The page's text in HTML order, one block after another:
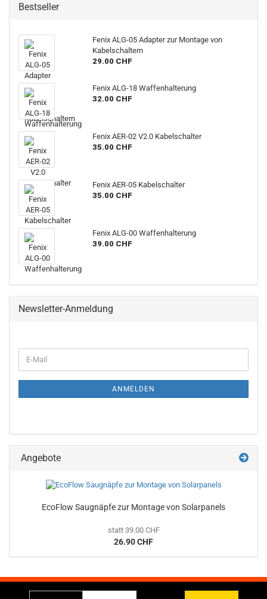
Bestseller
Fenix ALG-05 Adapter zur Montage von
Kabelschaltern
29.00 CHF
Fenix ALG-18 Waffenhalterung
32.00 CHF
Fenix AER-02 V2.0 Kabelschalter
35.00 CHF
Fenix AER-05 Kabelschalter
35.00 CHF
Fenix ALG-00 Waffenhalterung
39.00 CHF
Newsletter-Anmeldung
E-
Mail
ANMELDEN
Angebote
EcoFlow Saugnäpfe zur Montage von Solarpanels
statt 39.00 CHF
26.90 CHF